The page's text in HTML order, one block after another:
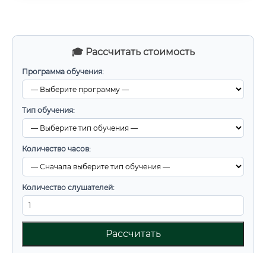
🎓 Рассчитать стоимость
Программа обучения:
Тип обучения:
Количество часов:
Количество слушателей:
Рассчитать